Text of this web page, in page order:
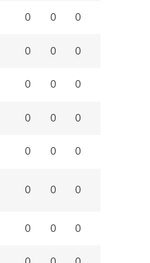
0 0 0
0 0 0
0 0 0
0 0 0
0 0 0
0 0 0
0 0 0